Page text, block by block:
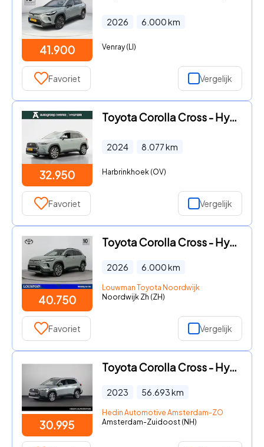
41.900
2026 6.000km
Venray (LI)
Favoriet Vergelijk
32.950
Toyota Corolla Cross - Hybrid 140 Style | Automaat | Elek. achterklep | Adaptieve C
2024 8.077km
Harbrinkhoek (OV)
Favoriet Vergelijk
40.750
Toyota Corolla Cross - Hybrid 140 Dynamic *DEMO* | Apple Carplay & Android Auto | P
2026 6.000km
Louwman Toyota Noordwijk
Noordwijk Zh (ZH)
Favoriet Vergelijk
30.995
Toyota Corolla Cross - Hybrid 140 Style + Premium Pack I
2023 56.693km
Hedin Automotive Amsterdam-ZO
Amsterdam-Zuidoost (NH)